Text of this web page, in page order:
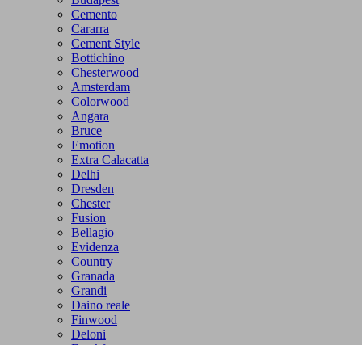
Cemento
Cararra
Cement Style
Bottichino
Chesterwood
Amsterdam
Colorwood
Angara
Bruce
Emotion
Extra Calacatta
Delhi
Dresden
Chester
Fusion
Bellagio
Evidenza
Country
Granada
Grandi
Daino reale
Finwood
Deloni